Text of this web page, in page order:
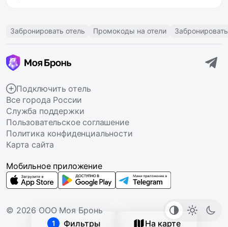
1 Фильтры На карте
Забронировать отель Промокоды на отели
Подключить отель
Все города России
Служба поддержки
Пользовательское соглашение
Политика конфиденциальности
Карта сайта
© 2026 ООО Моя Бронь
Мобильное приложение